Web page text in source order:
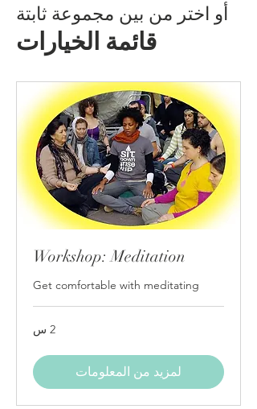
أو اختر من بين مجموعة ثابتة
قائمة الخيارات
Workshop: Meditation
Get comfortable with meditating
2 س
لمزيد من المعلومات